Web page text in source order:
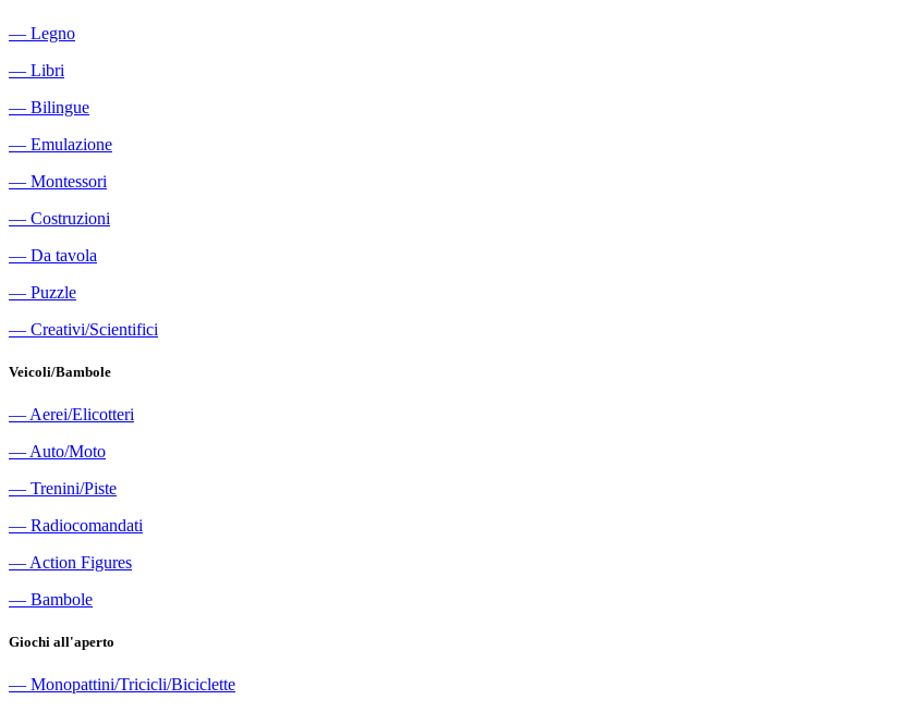
― Legno
― Libri
― Bilingue
― Emulazione
― Montessori
― Costruzioni
― Da tavola
― Puzzle
― Creativi/Scientifici
Veicoli/Bambole
― Aerei/Elicotteri
― Auto/Moto
― Trenini/Piste
― Radiocomandati
― Action Figures
― Bambole
Giochi all'aperto
― Monopattini/Tricicli/Biciclette